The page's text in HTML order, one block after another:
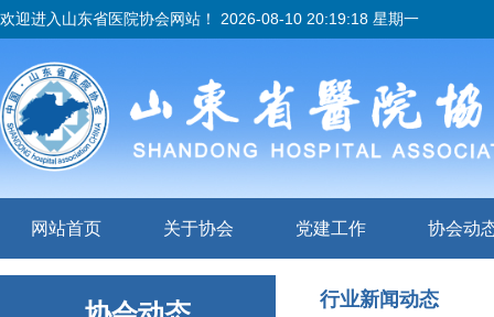
欢迎进入山东省医院协会网站！ 2026-08-10 20:19:18 星期一
网站首页 关于协会 党建工作 协会动
行业新闻动态